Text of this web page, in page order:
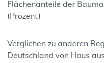
Flächenanteile der
(Prozent)
Verglichen zu anderen
Deutschland von Haus